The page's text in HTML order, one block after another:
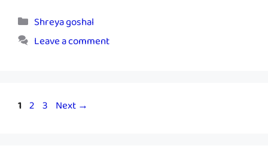
Categories
Shreya goshal
Leave a comment
Page
1 Page
2 Page
3 Next→